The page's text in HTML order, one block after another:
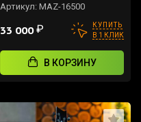
Артикул: MAZ-16500
33 000₽
КУПИТЬ
В 1 КЛИК
В КОРЗИНУ